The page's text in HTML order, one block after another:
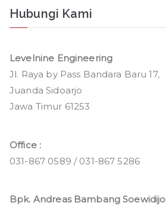
Hubungi Kami
Levelnine Engineering
Jl. Raya by Pass Bandara Baru 17,
Juanda Sidoarjo
Jawa Timur 61253
Office :
031-867 0589 / 031-867 5286
Bpk. Andreas Bambang Soewidijo